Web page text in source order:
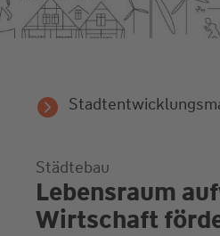
Städtebau
Lebensraum
Wirtschaft